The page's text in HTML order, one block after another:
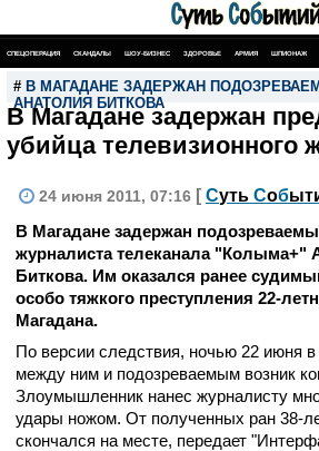
СПЕЦОПЕРАЦИЯ СКАНДАЛЫ ШОУ-БИЗНЕС ЗДОРОВЬЕ АРМИЯ ШПИОНАЖ
# В МАГАДАНЕ ЗАДЕРЖАН
АНАТОЛИЯ БИТКОВА
В Магадане задержан
убийца телевизионного
24 июня 2011, 07:16 [ Суть Соб
В Магадане задержан
журналиста телеканала "Колыма+"
Биткова. Им оказался ранее
особо тяжкого преступления 22-
Магадана.
По версии следствия, ночью 22 июня в
между ним и подозреваемым возник
Злоумышленник нанес журналисту
удары ножом. От полученных ран 38-
скончался на месте, передает